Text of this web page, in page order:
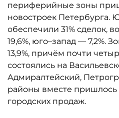
периферийные зоны
новостроек Петербурга.
обеспечили 31% сделок,
19,6%, юго–запад — 7,2%.
13,9%, причём почти
состоялись на
Адмиралтейский,
районы вместе пришлось
городских продаж.